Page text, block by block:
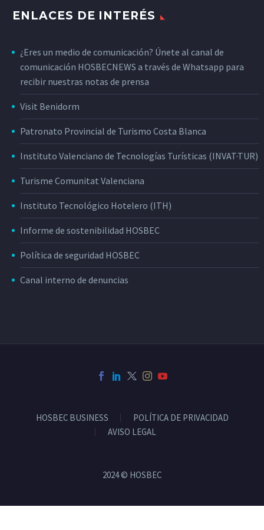
ENLACES DE INTERÉS
¿Eres un medio de comunicación? Únete al canal de
comunicación HOSBECNEWS a través de Whatsapp para
recibir nuestras notas de prensa
Visit Benidorm
Patronato Provincial de Turismo Costa Blanca
Instituto Valenciano de Tecnologías Turísticas (INVAT·TUR)
Turisme Comunitat Valenciana
Instituto Tecnológico Hotelero (ITH)
Informe de sostenibilidad HOSBEC
Política de seguridad HOSBEC
Canal interno de denuncias
HOSBEC BUSINESS
POLÍTICA DE PRIVACIDAD
AVISO LEGAL
2024 © HOSBEC